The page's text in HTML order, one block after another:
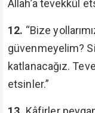
Allah’a tevekkül
12. “Bize
güvenmeyelim?
katlanacağız.
etsinler.”